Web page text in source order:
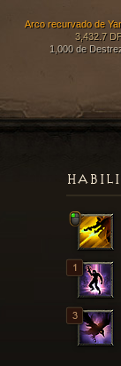
Arco recurvado de
3,432.7
1,000 de